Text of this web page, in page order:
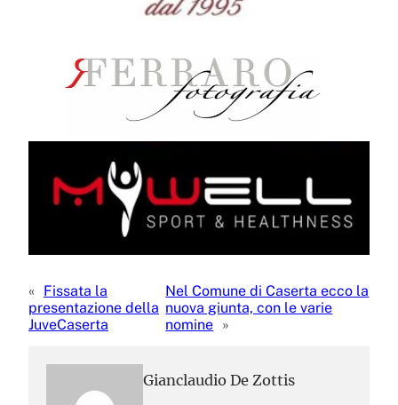
« Fissata la
presentazione della
JuveCaserta
Nel Comune di Caserta ecco la
nuova giunta, con le varie
nomine »
Gianclaudio De Zottis